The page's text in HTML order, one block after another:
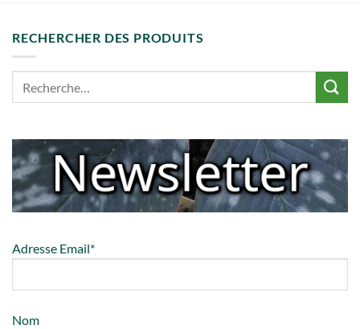
RECHERCHER DES PRODUITS
Adresse Email*
Nom